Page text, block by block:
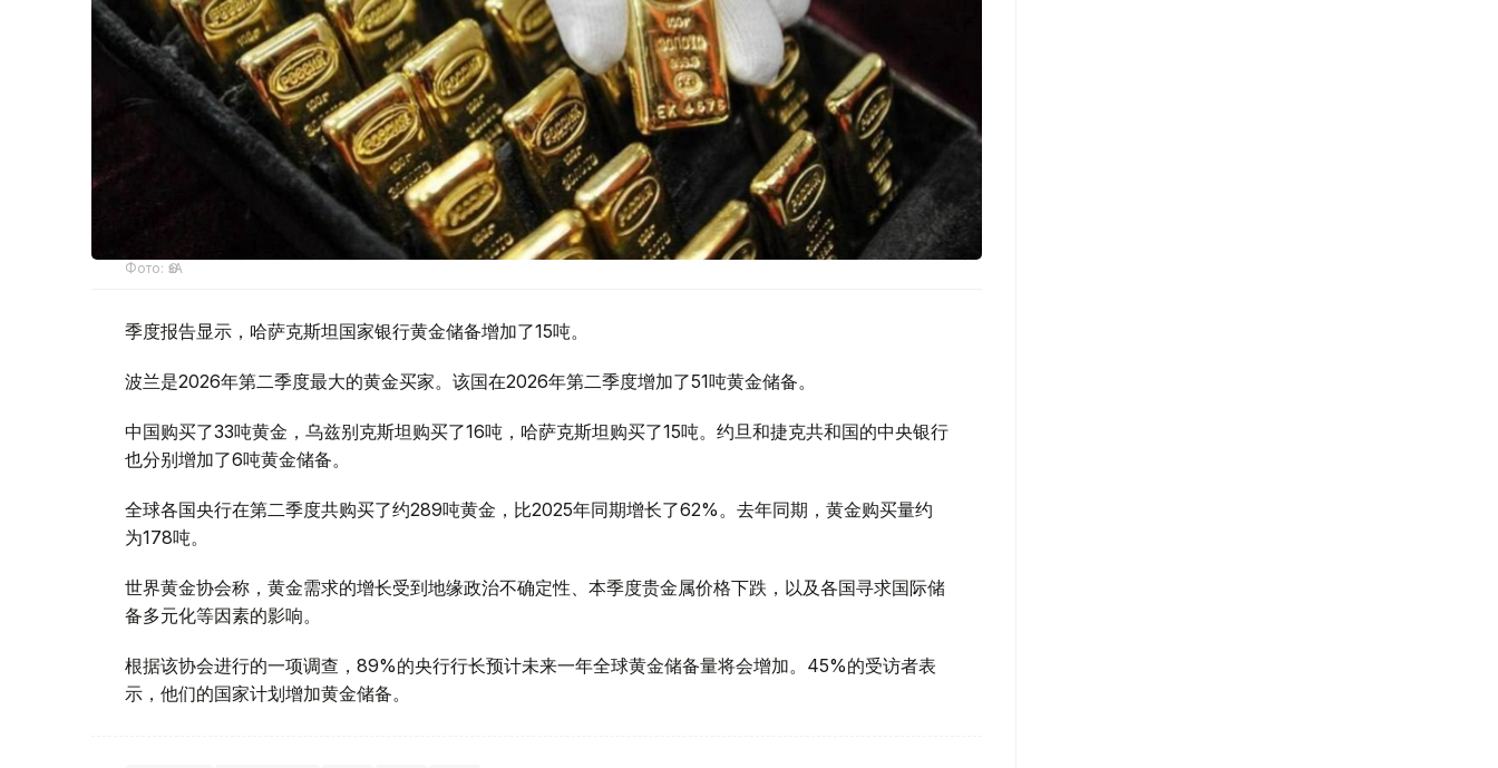
Фото: ӨзА
季度报告显示，哈萨克斯坦国家银行黄金储备增加了15吨。
波兰是2026年第二季度最大的黄金买家。该国在2026年第二季度增加了51吨黄金储备。
中国购买了33吨黄金，乌兹别克斯坦购买了16吨，哈萨克斯坦购买了15吨。约旦和捷克共和国的中央银行
也分别增加了6吨黄金储备。
全球各国央行在第二季度共购买了约289吨黄金，比2025年同期增长了62%。去年同期，黄金购买量约
为178吨。
世界黄金协会称，黄金需求的增长受到地缘政治不确定性、本季度贵金属价格下跌，以及各国寻求国际储
备多元化等因素的影响。
根据该协会进行的一项调查，89%的央行行长预计未来一年全球黄金储备量将会增加。45%的受访者表
示，他们的国家计划增加黄金储备。